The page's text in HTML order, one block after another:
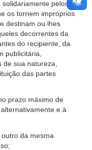
pelos
os tornem impróprios
destinam ou lhes
decorrentes da
do recipiente, da
publicitária,
sua natureza,
das partes
prazo máximo de
e à
da mesma